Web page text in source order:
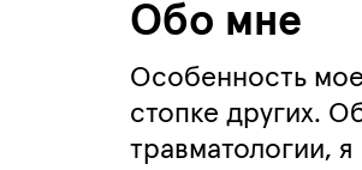
Обо мне
Особенность
стопке других.
травматологии,